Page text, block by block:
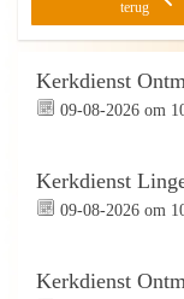
terug
Kerkdienst
09-08-2026 om
Kerkdienst
09-08-2026 om
Kerkdienst